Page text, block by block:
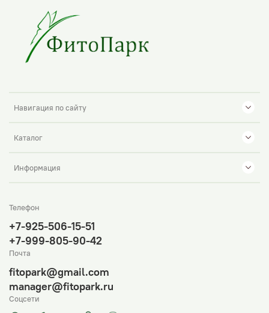
Навигация по сайту
Каталог
Информация
Телефон
+7-925-506-15-51
+7-999-805-90-42
Почта
fitopark@gmail.com
manager@fitopark.ru
Соцсети